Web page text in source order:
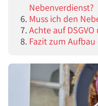
Nebenverdienst?
Muss ich den
Achte auf
Fazit zum